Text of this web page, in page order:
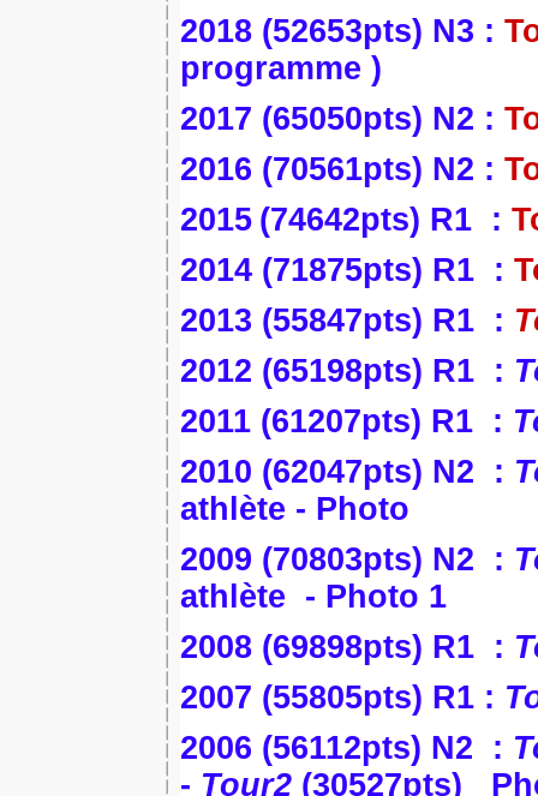
2018 (52653pts) N3 :
programme )
2017 (65050pts) N2 :
2016 (70561pts) N2 :
2015 (74642pts) R1 :
2014 (71875pts) R1 :
2013 (55847pts) R1 :
2012 (65198pts) R1 :
2011 (61207pts) R1 :
2010 (62047pts) N2 :
athlète - Photo
2009 (70803pts) N2 :
athlète - Photo 1
2008 (69898pts) R1 :
2007 (55805pts) R1 :
2006 (56112pts) N2 :
- Tour2 (30527pts)